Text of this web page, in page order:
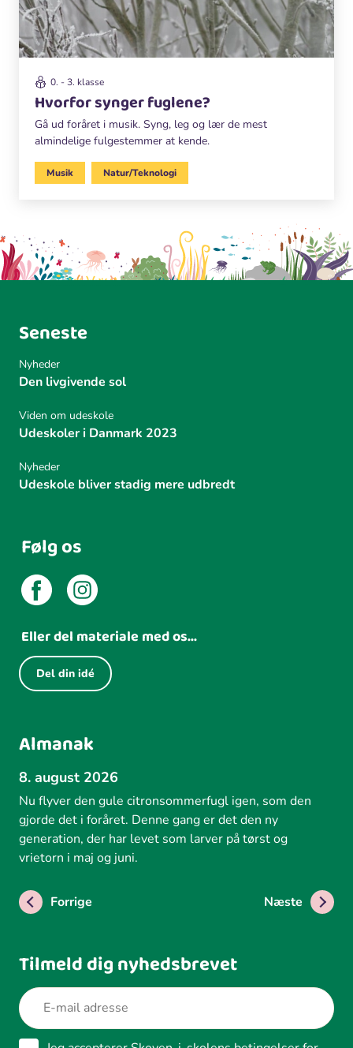
0. - 3. klasse
Hvorfor synger fuglene?
Gå ud foråret i musik. Syng, leg og lær de mest
almindelige fulgestemmer at kende.
Musik Natur/Teknologi
Seneste
Nyheder
Den livgivende sol
Viden om udeskole
Udeskoler i Danmark 2023
Nyheder
Udeskole bliver stadig mere udbredt
Følg os
Eller del materiale med os...
Del din idé
Almanak
8. august 2026
Nu flyver den gule citronsommerfugl igen, som den
gjorde det i foråret. Denne gang er det den ny
generation, der har levet som larver på tørst og
vrietorn i maj og juni.
Forrige Næste
Tilmeld dig nyhedsbrevet